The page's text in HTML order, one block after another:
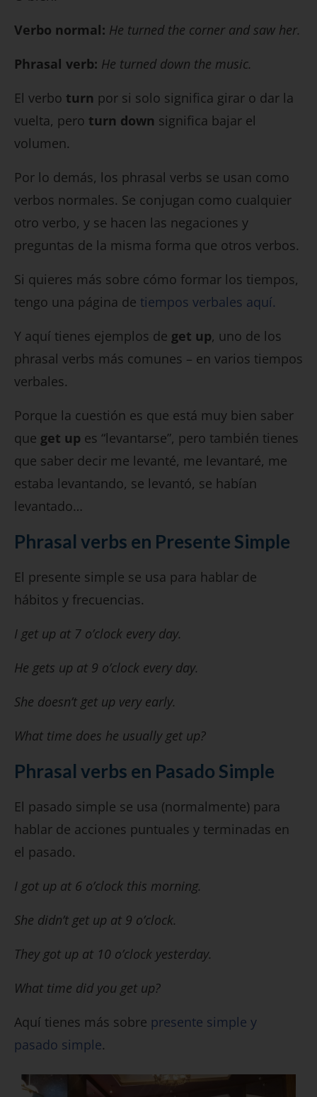
Verbo normal: He turned the corner and saw her.
Phrasal verb: He turned down the music.
El verbo turn por si solo significa girar o dar la
vuelta, pero turn down significa bajar el
volumen.
Por lo demás, los phrasal verbs se usan como
verbos normales. Se conjugan como cualquier
otro verbo, y se hacen las negaciones y
preguntas de la misma forma que otros verbos.
Si quieres más sobre cómo formar los tiempos,
tengo una página de tiempos verbales aquí.
Y aquí tienes ejemplos de get up, uno de los
phrasal verbs más comunes – en varios tiempos
verbales.
Porque la cuestión es que está muy bien saber
que get up es “levantarse”, pero también tienes
que saber decir me levanté, me levantaré, me
estaba levantando, se levantó, se habían
levantado…
Phrasal verbs en Presente Simple
El presente simple se usa para hablar de
hábitos y frecuencias.
I get up at 7 o’clock every day.
He gets up at 9 o’clock every day.
She doesn’t get up very early.
What time does he usually get up?
Phrasal verbs en Pasado Simple
El pasado simple se usa (normalmente) para
hablar de acciones puntuales y terminadas en
el pasado.
I got up at 6 o’clock this morning.
She didn’t get up at 9 o’clock.
They got up at 10 o’clock yesterday.
What time did you get up?
Aquí tienes más sobre presente simple y
pasado simple.